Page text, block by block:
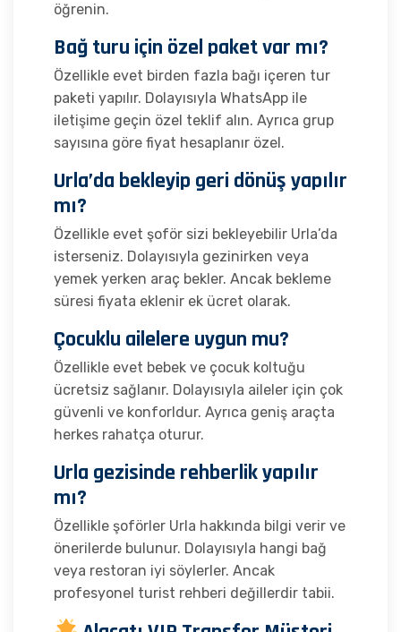
öğrenin.
Bağ turu için özel paket var mı?
Özellikle evet birden fazla bağı içeren tur
paketi yapılır. Dolayısıyla WhatsApp ile
iletişime geçin özel teklif alın. Ayrıca grup
sayısına göre fiyat hesaplanır özel.
Urla’da bekleyip geri dönüş yapılır
mı?
Özellikle evet şoför sizi bekleyebilir Urla’da
isterseniz. Dolayısıyla gezinirken veya
yemek yerken araç bekler. Ancak bekleme
süresi fiyata eklenir ek ücret olarak.
Çocuklu ailelere uygun mu?
Özellikle evet bebek ve çocuk koltuğu
ücretsiz sağlanır. Dolayısıyla aileler için çok
güvenli ve konforldur. Ayrıca geniş araçta
herkes rahatça oturur.
Urla gezisinde rehberlik yapılır
mı?
Özellikle şoförler Urla hakkında bilgi verir ve
önerilerde bulunur. Dolayısıyla hangi bağ
veya restoran iyi söylerler. Ancak
profesyonel turist rehberi değillerdir tabii.